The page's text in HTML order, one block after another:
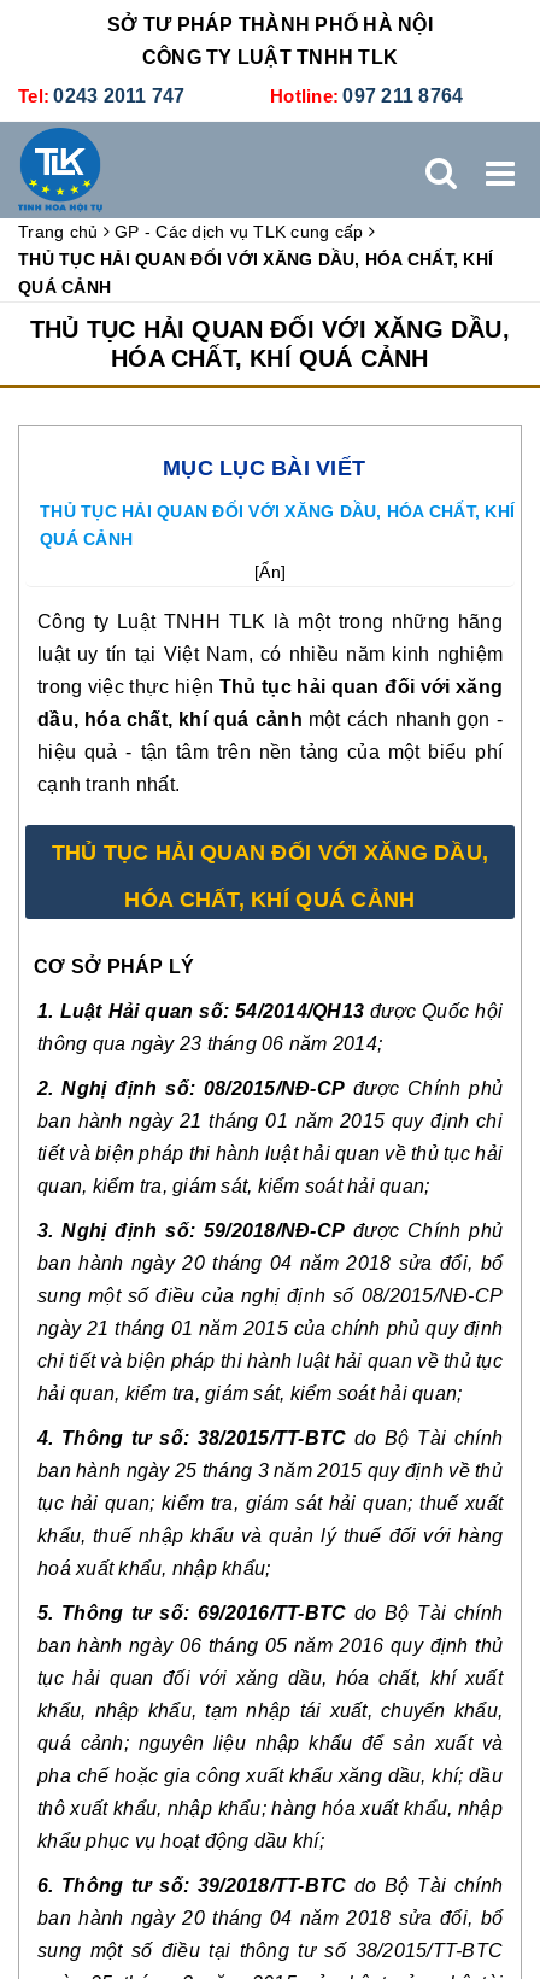
SỞ TƯ PHÁP THÀNH PHỐ HÀ NỘI
CÔNG TY LUẬT TNHH TLK
Tel: 0243 2011 747 Hotline: 097 211 8764
TRANG CHỦ GIỚI THIỆU DỊCH VỤ PHÁP LÝ
DỊCH VỤ KẾ TOÁN - THUẾ XÚC TIẾN THƯƠNG MẠI
Trang chủ
GP - Các dịch vụ TLK cung cấp
THỦ TỤC HẢI QUAN ĐỐI VỚI XĂNG DẦU, HÓA CHẤT, KHÍ
QUÁ CẢNH
THỦ TỤC HẢI QUAN ĐỐI VỚI XĂNG DẦU,
HÓA CHẤT, KHÍ QUÁ CẢNH
MỤC LỤC BÀI VIẾT
THỦ TỤC HẢI QUAN ĐỐI VỚI XĂNG DẦU, HÓA CHẤT, KHÍ
QUÁ CẢNH
[Ẩn]
Công ty Luật TNHH TLK là một trong những hãng
luật uy tín tại Việt Nam, có nhiều năm kinh nghiệm
trong việc thực hiện Thủ tục hải quan đối với xăng
dầu, hóa chất, khí quá cảnh một cách nhanh gọn -
hiệu quả - tận tâm trên nền tảng của một biểu phí
cạnh tranh nhất.
THỦ TỤC HẢI QUAN ĐỐI VỚI XĂNG DẦU,
HÓA CHẤT, KHÍ QUÁ CẢNH
CƠ SỞ PHÁP LÝ
1. Luật Hải quan số: 54/2014/QH13 được Quốc hội
thông qua ngày 23 tháng 06 năm 2014;
2. Nghị định số: 08/2015/NĐ-CP được Chính phủ
ban hành ngày 21 tháng 01 năm 2015 quy định chi
tiết và biện pháp thi hành luật hải quan về thủ tục hải
quan, kiểm tra, giám sát, kiểm soát hải quan;
3. Nghị định số: 59/2018/NĐ-CP được Chính phủ
ban hành ngày 20 tháng 04 năm 2018 sửa đổi, bổ
sung một số điều của nghị định số 08/2015/NĐ-CP
ngày 21 tháng 01 năm 2015 của chính phủ quy định
chi tiết và biện pháp thi hành luật hải quan về thủ tục
hải quan, kiểm tra, giám sát, kiểm soát hải quan;
4. Thông tư số: 38/2015/TT-BTC do Bộ Tài chính
ban hành ngày 25 tháng 3 năm 2015 quy định về thủ
tục hải quan; kiểm tra, giám sát hải quan; thuế xuất
khẩu, thuế nhập khẩu và quản lý thuế đối với hàng
hoá xuất khẩu, nhập khẩu;
5. Thông tư số: 69/2016/TT-BTC do Bộ Tài chính
ban hành ngày 06 tháng 05 năm 2016 quy định thủ
tục hải quan đối với xăng dầu, hóa chất, khí xuất
khẩu, nhập khẩu, tạm nhập tái xuất, chuyển khẩu,
quá cảnh; nguyên liệu nhập khẩu để sản xuất và
pha chế hoặc gia công xuất khẩu xăng dầu, khí; dầu
thô xuất khẩu, nhập khẩu; hàng hóa xuất khẩu, nhập
khẩu phục vụ hoạt động dầu khí;
6. Thông tư số: 39/2018/TT-BTC do Bộ Tài chính
ban hành ngày 20 tháng 04 năm 2018 sửa đổi, bổ
sung một số điều tại thông tư số 38/2015/TT-BTC